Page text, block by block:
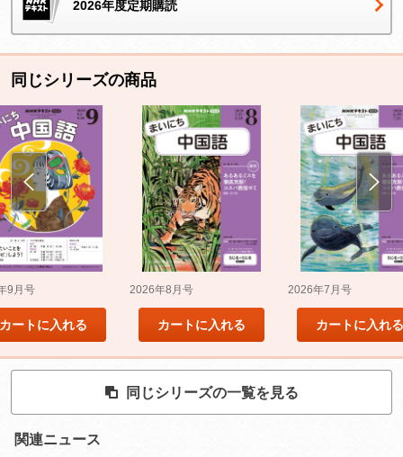
2026年度定期購読
同じシリーズの商品
9月号
カートに入れる
2026年8月号
カートに入れる
2026年7月号
カートに入れる
同じシリーズの一覧を見る
関連ニュース